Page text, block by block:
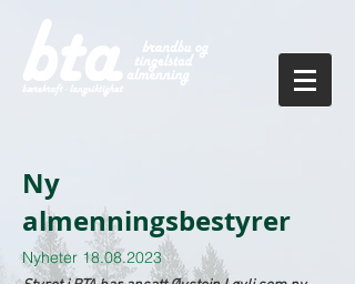
Ny
almenningsbestyrer
Nyheter 18.08.2023